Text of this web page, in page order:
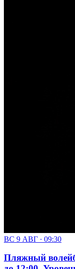
ВС 9 АВГ · 09:30
Пляжный